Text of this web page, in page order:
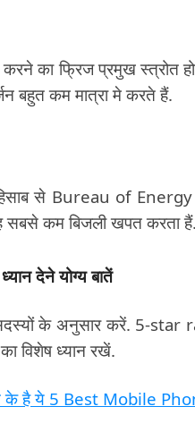
का फ्रिज प्रमुख स्त्रोत
बहुत कम मात्रा मे करते हैं.
से Bureau of
सबसे कम बिजली खपत करता हैं.
देने योग्य बातें
के अनुसार करें. 5-star
विशेष ध्यान रखें.
है ये 5 Best Mobile